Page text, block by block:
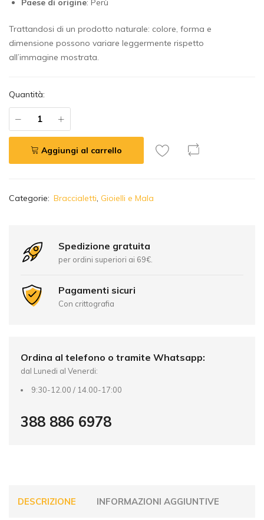
Paese di origine: Perù
Trattandosi di un prodotto naturale: colore, forma e
dimensione possono variare leggermente rispetto
all’immagine mostrata.
Quantità:
Aggiungi al carrello
lCategorie: Braccialetti, Gioielli e Mala
Spedizione gratuita
per ordini superiori ai 69€.
Pagamenti sicuri
Con crittografia
Ordina al telefono o tramite Whatsapp:
dal Lunedi al Venerdi:
9:30-12.00 / 14.00-17:00
388 886 6978
DESCRIZIONE INFORMAZIONI AGGIUNTIVE